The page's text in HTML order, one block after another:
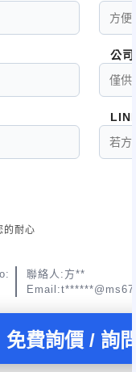
公
的耐心
聯絡人:方**
免費詢價 / 詢